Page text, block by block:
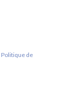
Politique de